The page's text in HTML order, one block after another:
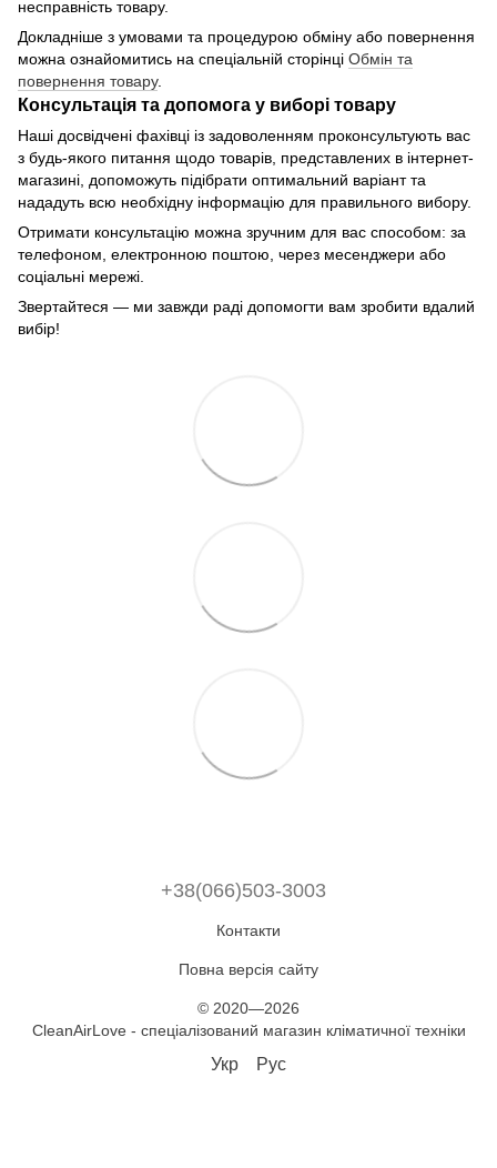
несправність товару.
Докладніше з умовами та процедурою обміну або повернення
можна ознайомитись на спеціальній сторінці Обмін та
повернення товару.
Консультація та допомога у виборі товару
Наші досвідчені фахівці із задоволенням проконсультують вас
з будь-якого питання щодо товарів, представлених в інтернет-
магазині, допоможуть підібрати оптимальний варіант та
нададуть всю необхідну інформацію для правильного вибору.
Отримати консультацію можна зручним для вас способом: за
телефоном, електронною поштою, через месенджери або
соціальні мережі.
Звертайтеся — ми завжди раді допомогти вам зробити вдалий
вибір!
+38(066)503-3003
Контакти
Повна версія сайту
© 2020—2026
CleanAirLove - спеціалізований магазин кліматичної техніки
Укр Рус